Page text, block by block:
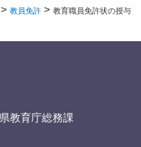
>教員免許 >教育職員免許状の授与
教育庁総務課